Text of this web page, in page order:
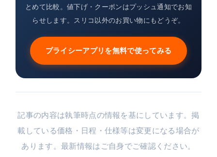
とめて比較。値下げ・クーポンはプッシュ通知でお知
らせします。スリコ以外のお買い物にもどうぞ。
プライシーアプリを無料で使ってみる
記事の内容は執筆時点の情報を基にしています。掲
載している価格・日程・仕様等は変更になる場合が
あります。最新情報はご自身でご確認ください。